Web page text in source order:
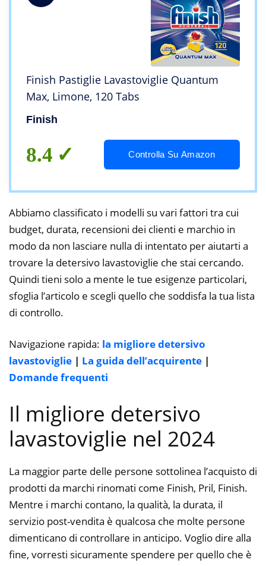
Finish Pastiglie Lavastoviglie Quantum
Max, Limone, 120 Tabs
Finish
8.4 Controlla Su Amazon
Abbiamo classificato i modelli su vari fattori tra cui
budget, durata, recensioni dei clienti e marchio in
modo da non lasciare nulla di intentato per aiutarti a
trovare la detersivo lavastoviglie che stai cercando.
Quindi tieni solo a mente le tue esigenze particolari,
sfoglia l’articolo e scegli quello che soddisfa la tua lista
di controllo.
Navigazione rapida: la migliore detersivo
lavastoviglie | La guida dell’acquirente |
Domande frequenti
Il migliore detersivo
lavastoviglie nel 2024
La maggior parte delle persone sottolinea l’acquisto di
prodotti da marchi rinomati come Finish, Pril, Finish.
Mentre i marchi contano, la qualità, la durata, il
servizio post-vendita è qualcosa che molte persone
dimenticano di controllare in anticipo. Voglio dire alla
fine, vorresti sicuramente spendere per quello che è